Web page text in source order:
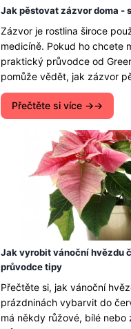
Jak pěstovat zázvor doma -
Zázvor je rostlina široce
medicíně. Pokud ho chcete
praktický průvodce od
pomůže vědět, jak zázvor
Přečtěte si více →
Jak vyrobit vánoční hvězdu
průvodce tipy
Přečtěte si, jak vánoční
prázdninách vybarvit do
má někdy růžové, bílé nebo